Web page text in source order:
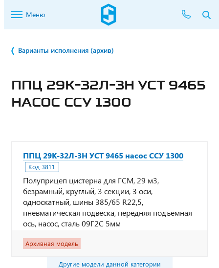
Меню
Варианты исполнения (архив)
ППЦ 29К-32Л-3Н УСТ 9465
НАСОС ССУ 1300
ППЦ 29К-32Л-3Н УСТ 9465 насос ССУ 1300
Код:3811
Полуприцеп цистерна для ГСМ, 29 м3,
безрамный, круглый, 3 секции, 3 оси,
односкатный, шины 385/65 R22,5,
пневматическая подвеска, передняя подъемная
ось, насос, сталь 09Г2С 5мм
Архивная модель
Другие модели данной категории